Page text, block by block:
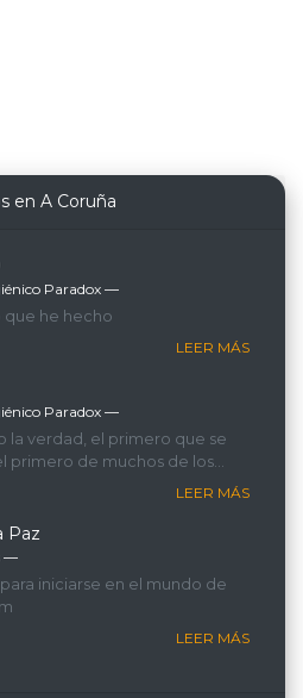
en A Coruña
Paradox ―
he hecho
LEER MÁS
Paradox ―
la verdad, el primero que se
primero de muchos de los
LEER MÁS
Paz
―
iniciarse en el mundo de
LEER MÁS